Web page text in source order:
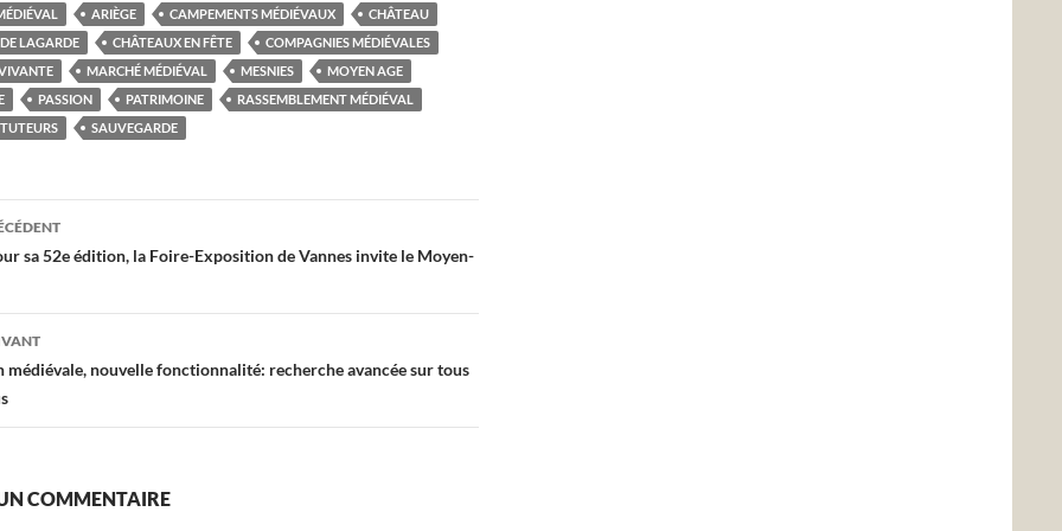
ARIÈGE CAMPEMENTS MÉDIÉVAUX
CHÂTEAU
LAGARDE
CHÂTEAUX EN FÊTE
COMPAGNIES MÉDIÉVALES
MARCHÉ MÉDIÉVAL MESNIES
MOYEN AGE
PASSION PATRIMOINE
RASSEMBLEMENT MÉDIÉVAL
SAUVEGARDE
sa 52e édition, la Foire-Exposition de Vannes invite le Moyen-
médiévale, nouvelle fonctionnalité: recherche avancée sur tous
COMMENTAIRE